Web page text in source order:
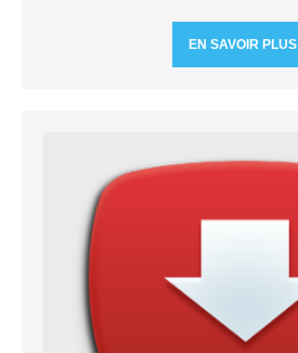
EN SAVOIR PLUS